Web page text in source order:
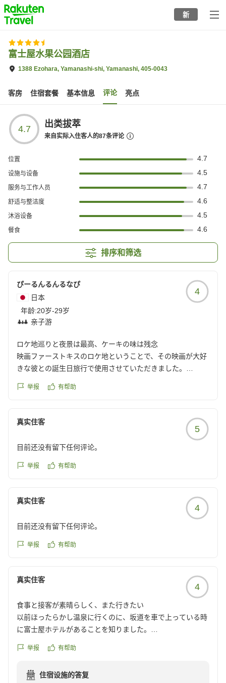
to
top
page
新
富士屋水果公园酒店
1388 Ezohara, Yamanashi-shi, Yamanashi, 405-0043
客房 住宿套餐 基本信息 评论 亮点
4.7 出类拔萃
来自实际入住客人的87条评论
位置 4.7
设施与设备 4.5
服务与工作人员 4.7
舒适与整洁度 4.6
沐浴设备 4.5
餐食 4.6
排序和筛选
ぴーるんるんるなぴ
日本
年龄:20岁-29岁
亲子游
4
ロケ地巡りと夜景は最高、ケーキの味は残念
映画ファーストキスのロケ地ということで、その映画が大好
きな彼との誕生日旅行で使用させていただきました。
た。
のあるホテルだと感じました。
ですが、1点残念だったのがオプションで頼んだ誕生日ケー
部屋で食べれるよう、切ってくださったときに崩れてしまっ
たので手直ししていますとのことで(それ自体は問題ない)、
れませんでした。元々のクリームは美味しかったです。クリ
ームの色も元々の黄味がかったものと比べて真っ白のもので
違いは一目瞭然でしたが、味もこんなに違うとは思いません
ケーキをとても楽しみにしていた分少しショックでした。お
が、さすがに甘すぎる生クリームがキツ過ぎてその部分は残
とはいえ、その他の食事やサービス(とても愛想の良い男性
の方が記念写真なども撮ってくれた)などがとても良かった
ので彼もとても喜んでいました。
クチコミの詳細はこちらから
https://review.travel.rakuten.co.jp/hotel/voice/1221?
举报 有帮助
真实住客
5
目前还没有留下任何评论。
举报 有帮助
真实住客
4
目前还没有留下任何评论。
举报 有帮助
真实住客
4
食事と接客が素晴らしく、また行きたい
以前ほったらかし温泉に行くのに、坂道を車で上っている時
に富士屋ホテルがあることを知りました。
宿泊しました。
ホテル内は、静かで広々とした感じを受けました。
举报 有帮助
住宿设施的答复